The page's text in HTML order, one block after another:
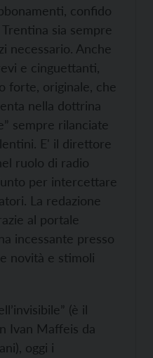
confido
sia sempre
necessario. Anche
e cinguettanti,
forte, originale, che
nella dottrina
sempre rilanciate
E' il direttore
ruolo di radio
per intercettare
La redazione
al portale
incessante presso
novità e stimoli
(è il
Ivan Maffeis da
oggi i